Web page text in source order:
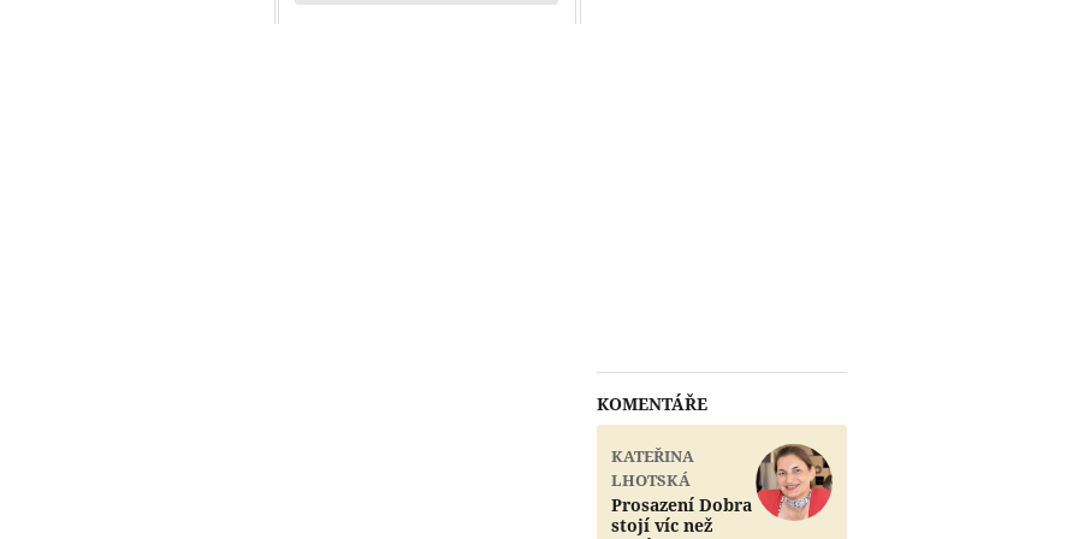
KOMENTÁŘE
KATEŘINA
LHOTSKÁ
Prosazení Dobra
stojí víc než